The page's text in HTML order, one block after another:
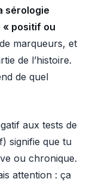
sérologie
« positif ou
marqueurs, et
de l’histoire.
de quel
aux tests de
signifie que tu
ou chronique.
attention : ça